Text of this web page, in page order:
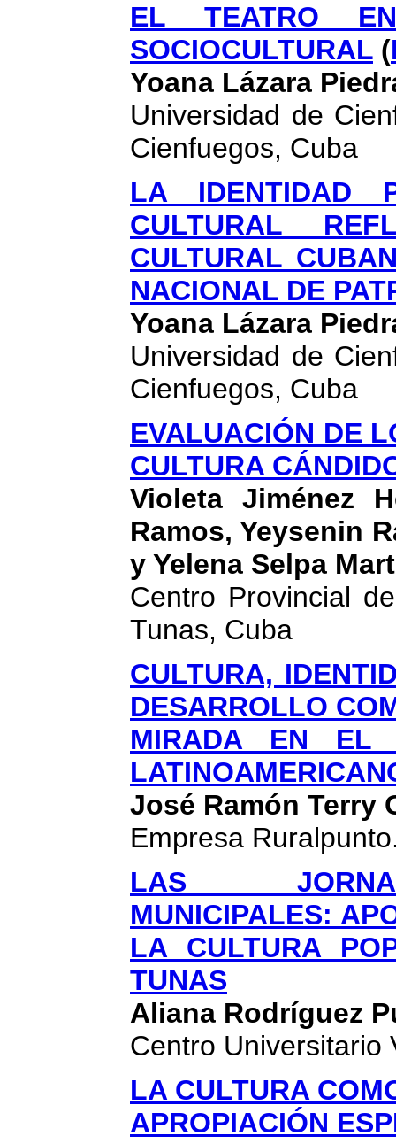
EL TEATRO
SOCIOCULTURAL (
Yoana Lázara
Universidad de
Cienfuegos, Cuba
LA IDENTIDAD
CULTURAL
CULTURAL
NACIONAL DE
Yoana Lázara
Universidad de
Cienfuegos, Cuba
EVALUACIÓN DE
CULTURA
Violeta Jiménez
Ramos, Yeysenin
y Yelena Selpa
Centro Provincial
Tunas, Cuba
CULTURA,
DESARROLLO
MIRADA EN EL
José Ramón Terry
Empresa
LAS
MUNICIPALES:
LA CULTURA
TUNAS
Aliana Rodríguez
Centro Universitario
LA CULTURA
APROPIACIÓN